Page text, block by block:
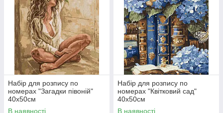
Набір для розпису по
номерах "Загадки півоній"
40х50см
В наявності
Набір для розпису по
номерах "Квітковий сад"
40х50см
В наявності